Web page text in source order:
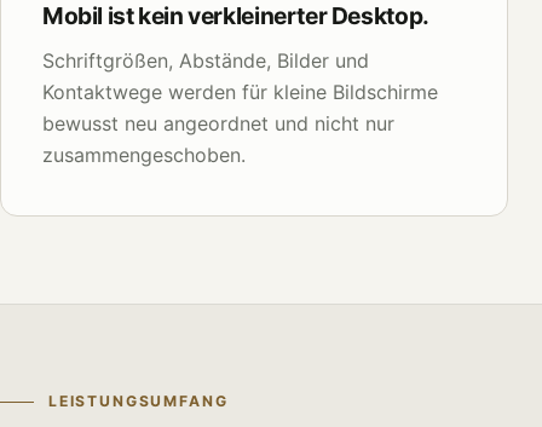
Mobil ist kein verkleinerter Desktop.
Schriftgrößen, Abstände, Bilder und
Kontaktwege werden für kleine Bildschirme
bewusst neu angeordnet und nicht nur
zusammengeschoben.
LEISTUNGSUMFANG